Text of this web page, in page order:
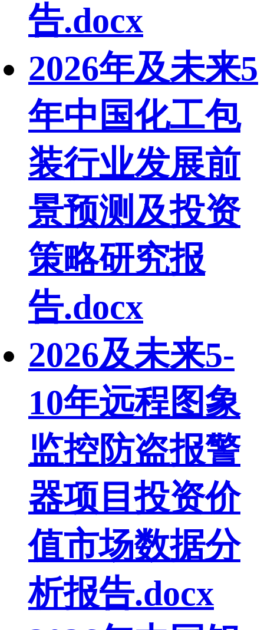
告.docx
2026年及未来5
年中国化工包
装行业发展前
景预测及投资
策略研究报
告.docx
2026及未来5-
10年远程图象
监控防盗报警
器项目投资价
值市场数据分
析报告.docx